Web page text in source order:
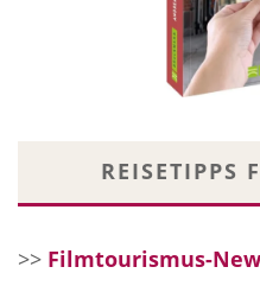
REISETIPPS
>> Filmtourismus-